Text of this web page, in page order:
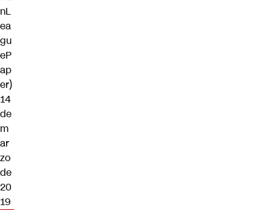
nL
ea
gu
eP
ap
er)
14
de
m
ar
zo
de
20
19